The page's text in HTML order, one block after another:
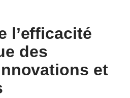
l’efficacité
des
et